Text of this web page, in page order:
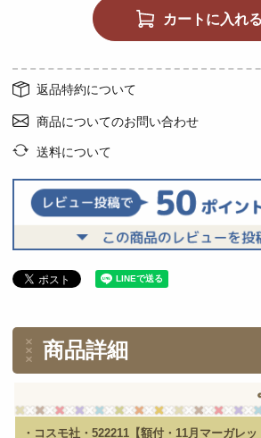
カートに入れる
返品特約について
商品についてのお問い合わせ
送料について
商品詳細
・コスモ社・522211【額付・11月マーガレ